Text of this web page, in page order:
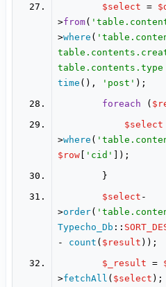
$select =
>from(
>where (
time (), 'post'
foreach (
$select
>where (
$row [ 'cid'
$select -
>order(
Typecho_Db ::
- count ( $result
$_result =
>fetchAll ( $select